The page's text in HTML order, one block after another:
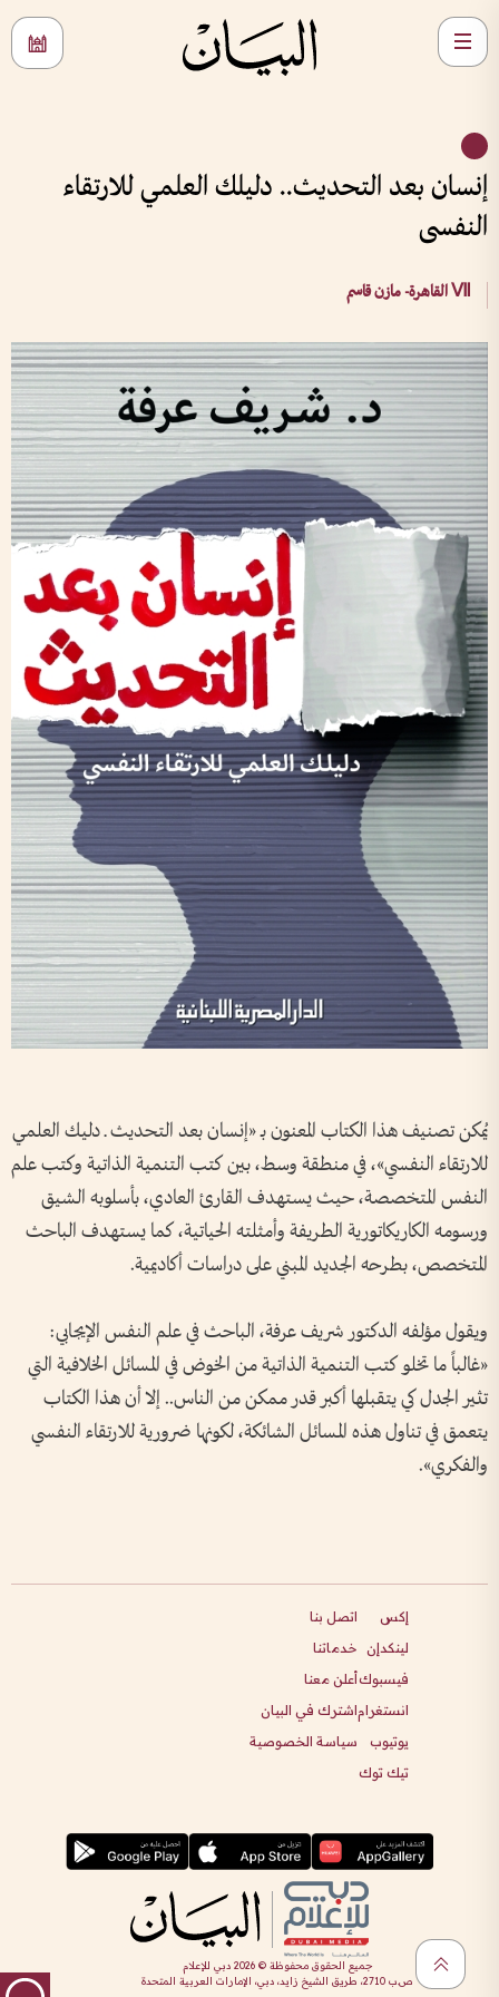
إنسان بعد التحديث.. دليلك العلمي للارتقاء
النفسى
Ⅶ القاهرة- مازن قاسم
يُمكن تصنيف هذا الكتاب المعنون بـ «إنسان بعد التحديث ـ دليك العلمي
للارتقاء النفسي»، في منطقة وسط، بين كتب التنمية الذاتية وكتب علم
النفس المتخصصة، حيث يستهدف القارئ العادي، بأسلوبه الشيق
ورسومه الكاريكاتورية الطريفة وأمثلته الحياتية، كما يستهدف الباحث
المتخصص، بطرحه الجديد المبني على دراسات أكاديمية.
ويقول مؤلفه الدكتور شريف عرفة، الباحث في علم النفس الإيجابي:
«غالباً ما تخلو كتب التنمية الذاتية من الخوض في المسائل الخلافية التي
تثير الجدل كي يتقبلها أكبر قدر ممكن من الناس.. إلا أن هذا الكتاب
يتعمق في تناول هذه المسائل الشائكة، لكونها ضرورية للارتقاء النفسي
والفكري».
إكس
لينكدإن
فيسبوك
انستغرام
يوتيوب
تيك توك
اتصل بنا
خدماتنا
أعلن معنا
اشترك في البيان
سياسة الخصوصية
جميع الحقوق محفوظة ©2026 دبي للإعلام
ص.ب 2710، طريق الشيخ زايد، دبي، الإمارات العربية المتحدة